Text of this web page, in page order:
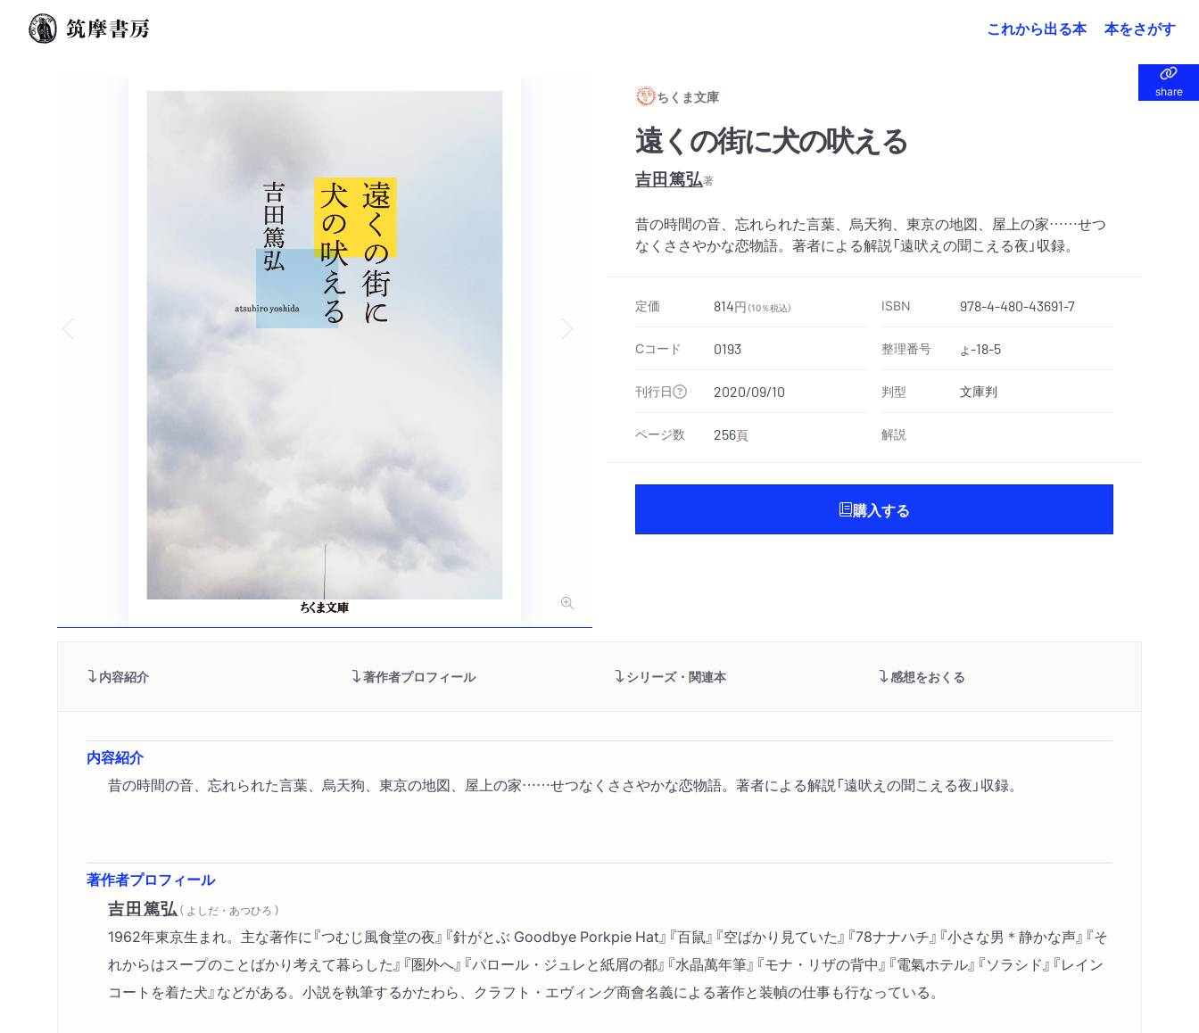
これから出る本 本をさがす
share
share
ちくま文庫
遠くの街に犬の吠える
吉田篤弘著
昔の時間の音、忘れられた言葉、烏天狗、東京の地図、屋上の家……せつ
なくささやかな恋物語。著者による解説「遠吠えの聞こえる夜」収録。
定価 814円 （10％税込） ISBN 978-4-480-43691-7
Cコード 0193 整理番号 よ-18-5
刊行日 2020/09/10 判型 文庫判
ページ数 256頁 解説
購入する
内容紹介 著作者プロフィール シリーズ・関連本 感想をおくる
内容紹介
昔の時間の音、忘れられた言葉、烏天狗、東京の地図、屋上の家……せつなくささやかな恋物語。著者による解説「遠吠えの聞こえる夜」収録。
著作者プロフィール
吉田篤弘 （ よしだ・あつひろ ）
1962年東京生まれ。主な著作に『つむじ風食堂の夜』『針がとぶ Goodbye Porkpie Hat』『百鼠』『空ばかり見ていた』『78ナナハチ』『小さな男＊静かな声』『そ
れからはスープのことばかり考えて暮らした』『圏外へ』『パロール・ジュレと紙屑の都』『水晶萬年筆』『モナ・リザの背中』『電氣ホテル』『ソラシド』『レイン
コートを着た犬』などがある。小説を執筆するかたわら、クラフト・エヴィング商會名義による著作と装幀の仕事も行なっている。